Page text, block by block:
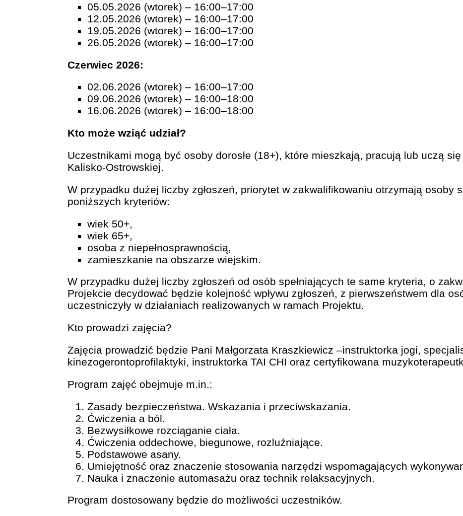
05.05.2026 (wtorek) – 16:00–17:00
12.05.2026 (wtorek) – 16:00–17:00
19.05.2026 (wtorek) – 16:00–17:00
26.05.2026 (wtorek) – 16:00–17:00
Czerwiec 2026:
02.06.2026 (wtorek) – 16:00–17:00
09.06.2026 (wtorek) – 16:00–18:00
16.06.2026 (wtorek) – 16:00–18:00
Kto może wziąć udział?
Uczestnikami mogą być osoby dorosłe (18+), które mieszkają, pracują lub uczą
Kalisko-Ostrowskiej.
W przypadku dużej liczby zgłoszeń, priorytet w zakwalifikowaniu otrzymają osoby
poniższych kryteriów:
wiek 50+,
wiek 65+,
osoba z niepełnosprawnością,
zamieszkanie na obszarze wiejskim.
W przypadku dużej liczby zgłoszeń od osób spełniających te same kryteria, o
Projekcie decydować będzie kolejność wpływu zgłoszeń, z pierwszeństwem dla
uczestniczyły w działaniach realizowanych w ramach Projektu.
Kto prowadzi zajęcia?
Zajęcia prowadzić będzie Pani Małgorzata Kraszkiewicz –instruktorka jogi,
kinezogerontoprofilaktyki, instruktorka TAI CHI oraz certyfikowana
Program zajęć obejmuje m.in.:
Zasady bezpieczeństwa. Wskazania i przeciwskazania.
Ćwiczenia a ból.
Bezwysiłkowe rozciąganie ciała.
Ćwiczenia oddechowe, biegunowe, rozluźniające.
Podstawowe asany.
Umiejętność oraz znaczenie stosowania narzędzi wspomagających
Nauka i znaczenie automasażu oraz technik relaksacyjnych.
Program dostosowany będzie do możliwości uczestników.